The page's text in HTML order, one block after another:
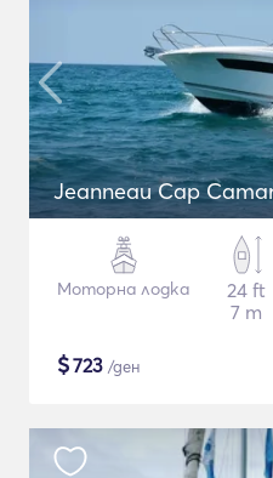
Jeanneau Cap
Моторна лодка
24 ft
7 m
$723 /ден